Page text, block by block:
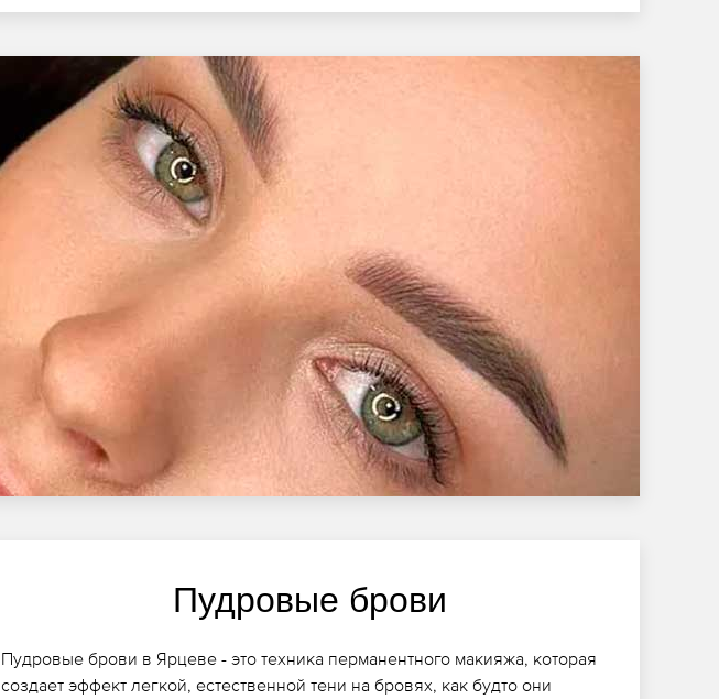
Пудровые брови
Пудровые брови в Ярцеве - это техника перманентного макияжа, которая
создает эффект легкой, естественной тени на бровях, как будто они